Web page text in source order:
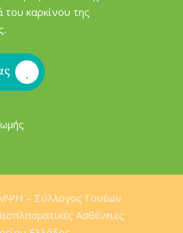
καρκίνου της
– Σύλλογος Γονέων
Ασθένειες